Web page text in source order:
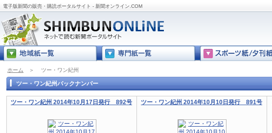
電子版新聞の販売・購読ポータルサイト - 新聞オンライン.COM
ホーム ＞ ツー・ワン紀州
ツー・ワン紀州バックナンバー
ツー・ワン紀州 2014年10月17日発行 892号 ツー・ワン紀州 2014年10月10日発行 891号